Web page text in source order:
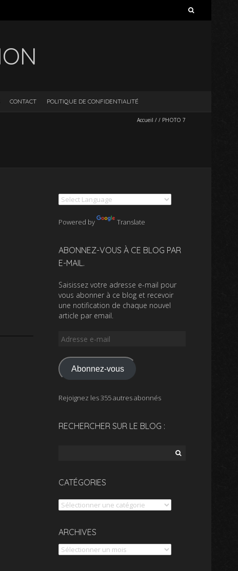
CONTACT POLITIQUE DE CONFIDENTIALITÉ
Accueil // PHOTO 7
Powered by Translate
ABONNEZ-VOUS À CE BLOG PAR
E-MAIL.
Saisissez votre adresse e-mail pour
vous abonner à ce blog et recevoir
une notification de chaque nouvel
article par email.
Adresse
mail
Abonnez-vous
Rejoignez les 355 autres abonnés
RECHERCHER SUR LE BLOG :
CATÉGORIES
Catégories
ARCHIVES
Archives